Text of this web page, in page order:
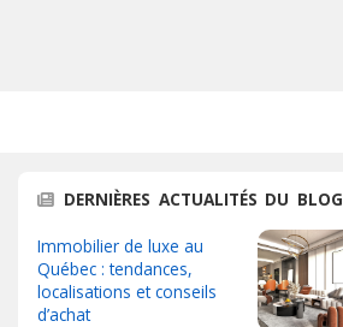
DERNIÈRES ACTUALITÉS DU BLOG
Immobilier de luxe au
Québec : tendances,
localisations et conseils
d’achat